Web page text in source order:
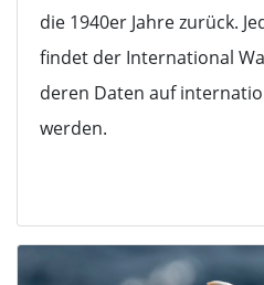
die 1940er Jahre zurück.
findet der International
deren Daten auf
werden.